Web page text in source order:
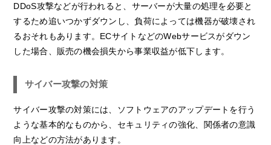
DDoS攻撃などが行われると、サーバーが大量の処理を必要と
するため追いつかずダウンし、負荷によっては機器が破壊され
るおそれもあります。ECサイトなどのWebサービスがダウン
した場合、販売の機会損失から事業収益が低下します。
サイバー攻撃の対策
サイバー攻撃の対策には、ソフトウェアのアップデートを行う
ような基本的なものから、セキュリティの強化、関係者の意識
向上などの方法があります。